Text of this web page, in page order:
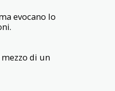
evocano lo
di un